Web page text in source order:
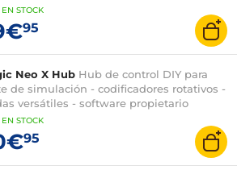
EN STOCK
95
Neo X Hub Hub de control DIY para
de simulación - codificadores rotativos -
versátiles - software propietario
EN STOCK
95